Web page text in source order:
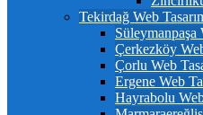
Tekirdağ Web
Süleymanpaşa
Çerkezköy
Çorlu Web
Ergene Web
Hayrabolu